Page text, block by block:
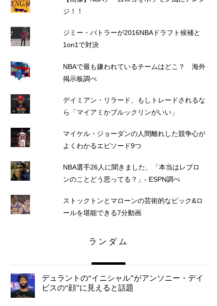
ジ！！
ジミー・バトラーが2016NBAドラフト候補と
1on1で対決
NBAで最も嫌われているチームはどこ？ 海外
掲示板調べ
デイミアン・リラード、もしトレードされるな
ら「マイアミかブルックリンがいい」
マイケル・ジョーダンの人間離れした競争心が
よくわかるエピソード9つ
NBA選手26人に聞きました、「本当はレブロ
ンのことどう思ってる？」- ESPN調べ
ストックトンとマローンの芸術的なピック&ロ
ールを堪能できる7分動画
ランダム
デュラントの“イニシャル”がアンソニー・デイ
ビスの“顔”に見えると話題